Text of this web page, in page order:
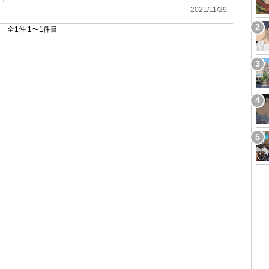
2021/11/29
全1件 1〜1件目